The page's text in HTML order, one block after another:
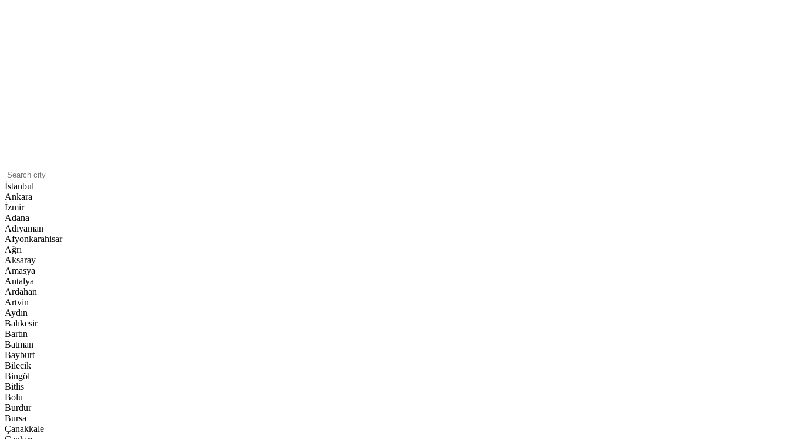
İstanbul
Ankara
İzmir
Adana
Adıyaman
Afyonkarahisar
Ağrı
Aksaray
Amasya
Antalya
Ardahan
Artvin
Aydın
Balıkesir
Bartın
Batman
Bayburt
Bilecik
Bingöl
Bitlis
Bolu
Burdur
Bursa
Çanakkale